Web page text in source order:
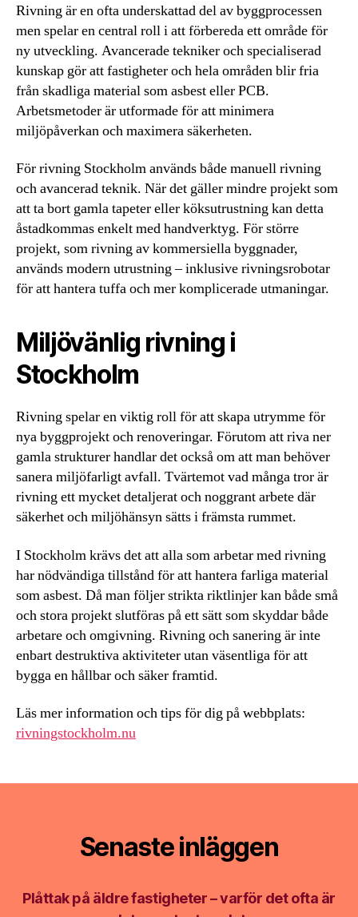
Rivning är en ofta underskattad del av byggprocessen
men spelar en central roll i att förbereda ett område för
ny utveckling. Avancerade tekniker och specialiserad
kunskap gör att fastigheter och hela områden blir fria
från skadliga material som asbest eller PCB.
Arbetsmetoder är utformade för att minimera
miljöpåverkan och maximera säkerheten.
För rivning Stockholm används både manuell rivning
och avancerad teknik. När det gäller mindre projekt som
att ta bort gamla tapeter eller köksutrustning kan detta
åstadkommas enkelt med handverktyg. För större
projekt, som rivning av kommersiella byggnader,
används modern utrustning – inklusive rivningsrobotar
för att hantera tuffa och mer komplicerade utmaningar.
Miljövänlig rivning i
Stockholm
Rivning spelar en viktig roll för att skapa utrymme för
nya byggprojekt och renoveringar. Förutom att riva ner
gamla strukturer handlar det också om att man behöver
sanera miljöfarligt avfall. Tvärtemot vad många tror är
rivning ett mycket detaljerat och noggrant arbete där
säkerhet och miljöhänsyn sätts i främsta rummet.
I Stockholm krävs det att alla som arbetar med rivning
har nödvändiga tillstånd för att hantera farliga material
som asbest. Då man följer strikta riktlinjer kan både små
och stora projekt slutföras på ett sätt som skyddar både
arbetare och omgivning. Rivning och sanering är inte
enbart destruktiva aktiviteter utan väsentliga för att
bygga en hållbar och säker framtid.
Läs mer information och tips för dig på webbplats:
rivningstockholm.nu
Senaste inläggen
Plåttak på äldre fastigheter – varför det ofta är